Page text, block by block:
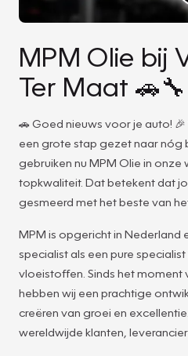
MPM Olie bij
Ter Maat 🚗🔧
🚗 Goed nieuws voor je auto!
een grote stap gezet naar nóg
gebruiken nu MPM Olie in
topkwaliteit. Dat betekent dat
gesmeerd met het beste van
MPM is opgericht in Nederland
specialist als een pure
vloeistoffen. Sinds het moment
hebben wij een prachtige
creëren van groei en
wereldwijde klanten,